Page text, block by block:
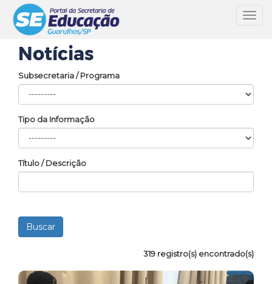
Notícias
Subsecretaria / Programa
Tipo da Informação
Título / Descrição
319 registro(s) encontrado(s)